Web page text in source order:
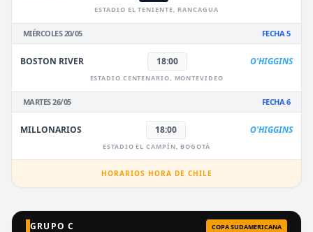
ESTADIO EL TENIENTE, RANCAGUA
MIÉRCOLES 20/05 FECHA 5
BOSTON RIVER 18:00 O'HIGGINS
ESTADIO CENTENARIO, MONTEVIDEO
MARTES 26/05 FECHA 6
MILLONARIOS 18:00 O'HIGGINS
ESTADIO EL CAMPÍN, BOGOTÁ
HORARIOS HORA DE CHILE
GRUPO C COPA SUDAMERICANA